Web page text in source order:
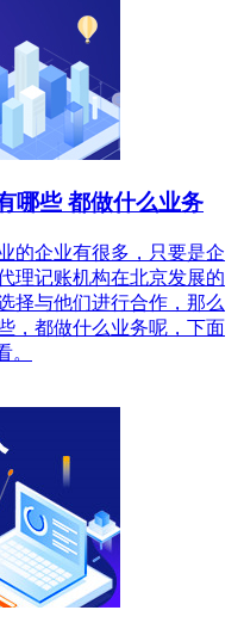
哪些 都做什么业务
的企业有很多，只要是企
理记账机构在北京发展的
择与他们进行合作，那么
，都做什么业务呢，下面
。